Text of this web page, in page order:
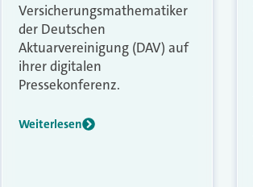
Versicherungsmathematiker
der Deutschen
Aktuarvereinigung (DAV) auf
ihrer digitalen
Pressekonferenz.
Weiterlesen